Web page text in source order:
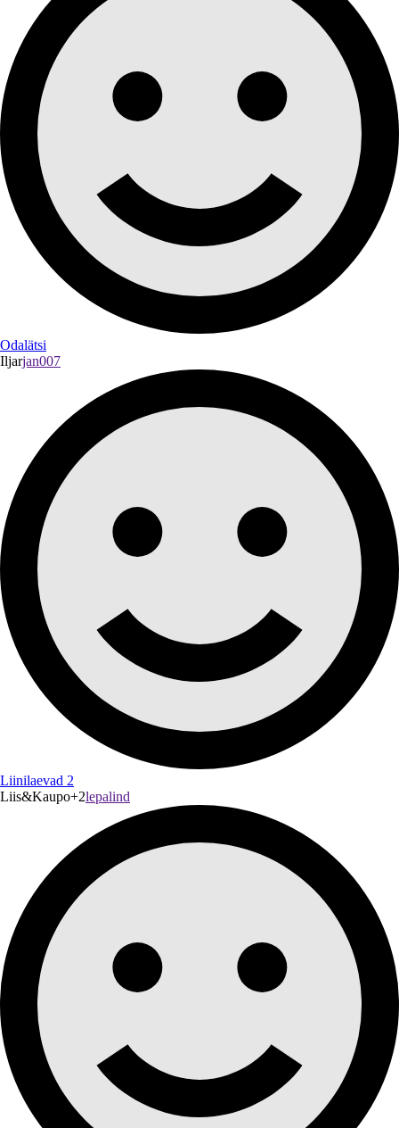
Odalätsi
Iljarjan007
Liinilaevad 2
Liis&Kaupo+2lepalind